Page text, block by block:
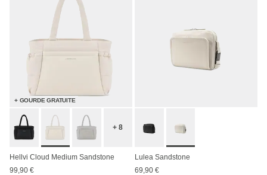
+ GOURDE GRATUITE
+ 8
Hellvi Cloud Medium Sandstone
99,90 €
Lulea Sandstone
69,90 €